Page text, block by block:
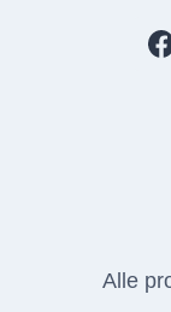
Alle